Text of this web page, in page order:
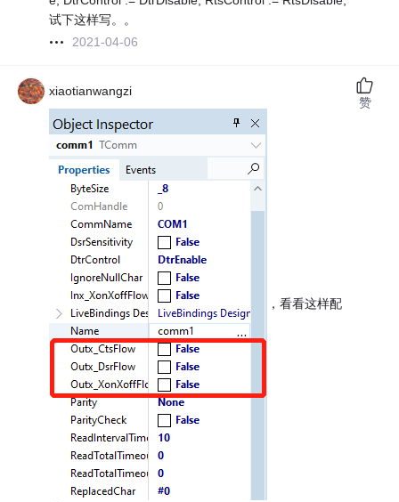
试下这样写。。
2021-04-06
xiaotianwangzi
，看看这样配
赞